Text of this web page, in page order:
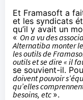
Et Framasoft a
et les syndicats
qu’il y avait un
« On a vu des
Alternatiba monter
les outils de
outils et se dire « il
se souvient-il.
doivent pouvoir
qu’elles
besoins, etc ».